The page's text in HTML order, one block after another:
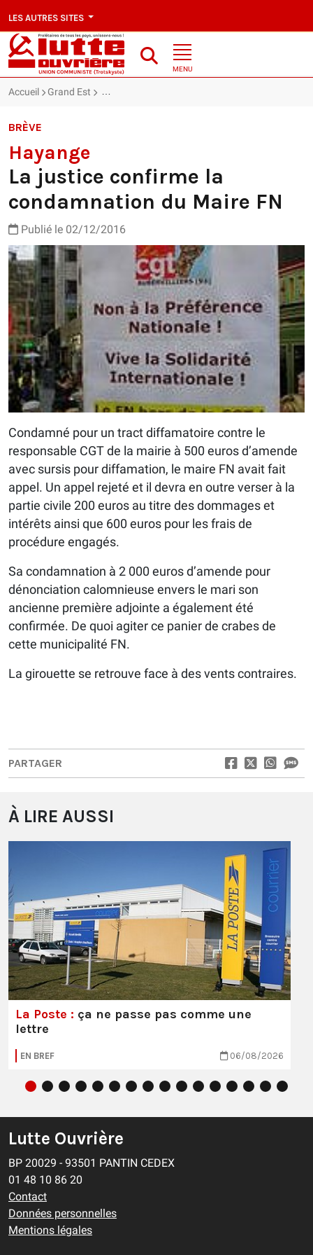
LES AUTRES SITES
MENU
Accueil Grand Est Hayange : La justice confirme la condamnation
BRÈVE
Hayange
La justice confirme la
condamnation du Maire FN
Publié le 02/12/2016
Condamné pour un tract diffamatoire contre le
responsable CGT de la mairie à 500 euros d’amende
avec sursis pour diffamation, le maire FN avait fait
appel. Un appel rejeté et il devra en outre verser à la
partie civile 200 euros au titre des dommages et
intérêts ainsi que 600 euros pour les frais de
procédure engagés.
Sa condamnation à 2 000 euros d’amende pour
dénonciation calomnieuse envers le mari son
ancienne première adjointe a également été
confirmée. De quoi agiter ce panier de crabes de
cette municipalité FN.
La girouette se retrouve face à des vents contraires.
PARTAGER
À LIRE AUSSI
La Poste : ça ne passe pas comme une
lettre
EN BREF 06/08/2026
Lutte Ouvrière
BP 20029 - 93501 PANTIN CEDEX
01 48 10 86 20
Contact
Données personnelles
Mentions légales